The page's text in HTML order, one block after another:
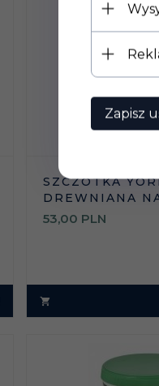
SZCZOTKA
DREWNIANA
53,00 PLN
Zapisz